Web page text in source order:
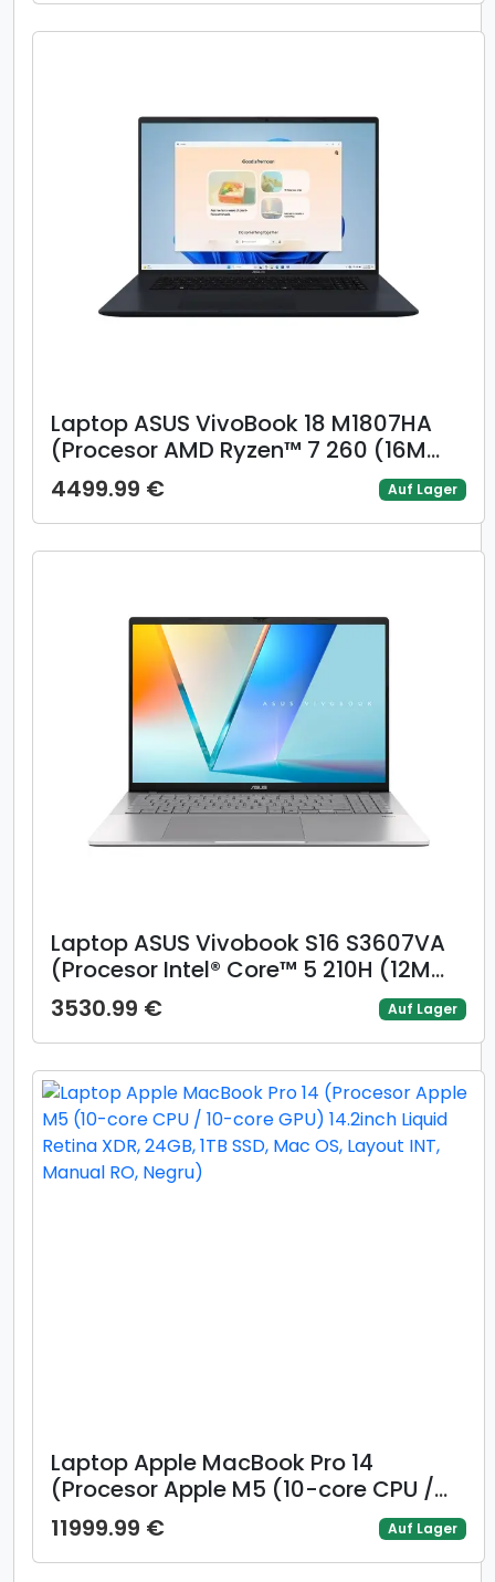
GeForce RTX 4050 @8GB, Linux,
Negru)
Laptop ASUS VivoBook 18 M1807HA
(Procesor AMD Ryzen™ 7 260 (16M
Cache, up to 5.10 GHz) 18inch WUXGA
144Hz, 16GB, 1TB SSD, AMD Radeon
780M Graphics, Albastru)
4499.99 € Auf Lager
Laptop ASUS Vivobook S16 S3607VA
(Procesor Intel® Core™ 5 210H (12M
Cache, up to 4.80 GHz) 16inch
WUXGA 144Hz, 16GB, 1TB SSD, Intel
UHD Graphics, Argintiu)
3530.99 € Auf Lager
Laptop Apple MacBook Pro 14
(Procesor Apple M5 (10-core CPU /
10-core GPU) 14.2inch Liquid Retina
XDR, 24GB, 1TB SSD, Mac OS, Layout
INT, Manual RO, Negru)
11999.99 € Auf Lager